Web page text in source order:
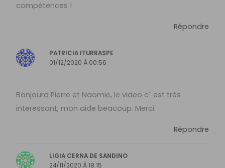
compétences !
Répondre
PATRICIA ITURRASPE
01/12/2020 À 00:56
Bonjourd Pierre et Naomie, le video c´ est très
interessant, mon aide beacoup. Merci
Répondre
LIGIA CERNA DE SANDINO
24/11/2020 À 18:15